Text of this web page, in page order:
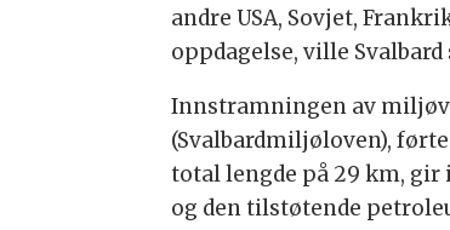
andre USA, Sovjet,
oppdagelse, ville
Innstramningen av
(Svalbardmiljøloven),
total lengde på 29 km,
og den tilstøtende